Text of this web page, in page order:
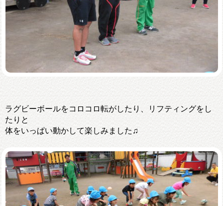
ラグビーボールをコロコロ転がしたり、リフティングをし
たりと
体をいっぱい動かして楽しみました♫